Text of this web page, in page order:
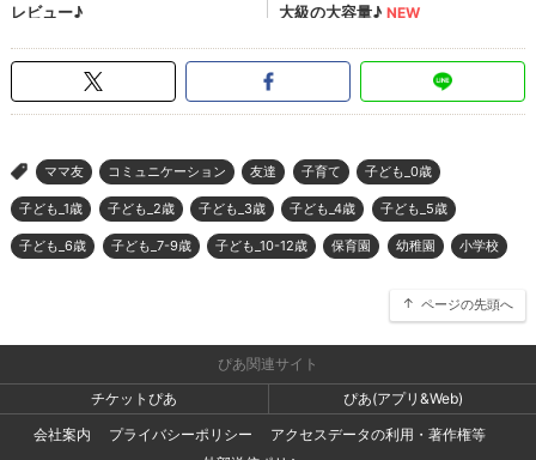
> ママ友 コミュニケーション 友達 子育て 子ども_0歳
子ども_1歳 子ども_2歳 子ども_3歳 子ども_4歳 子ども_5歳
子ども_6歳 子ども_7-9歳 子ども_10-12歳 保育園 幼稚園 小学校
ページの先頭へ
ぴあ関連サイト
チケットぴあ
ぴあ(アプリ&Web)
会社案内
プライバシーポリシー
アクセスデータの利用・著作権等